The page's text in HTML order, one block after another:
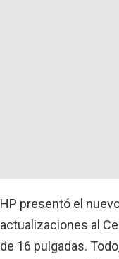
HP presentó el
actualizaciones al
de 16 pulgadas.